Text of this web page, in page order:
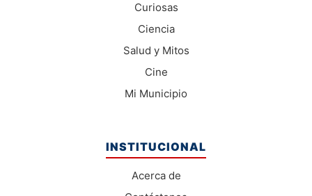
Curiosas
Ciencia
Salud y Mitos
Cine
Mi Municipio
INSTITUCIONAL
Acerca de